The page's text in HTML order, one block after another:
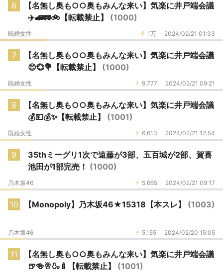
6
【名無し奥も○○奥もみんな来い】気楽に井戸端会議
✈️🚄🚃🚲️【転載禁止】 (1000)
1万 2024/02/21 01:33
既婚女性
7
【名無し奥も○○奥もみんな来い】気楽に井戸端会議
😊💞💐【転載禁止】 (1000)
9,777 2024/02/21 09:21
既婚女性
8
【名無し奥も○○奥もみんな来い】気楽に井戸端会議
💰💴💰✨【転載禁止】 (1001)
6,613 2024/02/21 12:54
既婚女性
9
35thミーグリ1次で遠藤が3部、五百城が2部、賀喜
池田が1部完売！ (1000)
5,665 2024/02/21 09:17
乃木坂46
10 【Monopoly】乃木坂46★15318【本スレ】 (1003)
5,155 2024/02/20 15:05
乃木坂46
11
【名無し奥も○○奥もみんな来い】気楽に井戸端会議
🍺🍻🥂🍶🍼【転載禁止】 (1001)